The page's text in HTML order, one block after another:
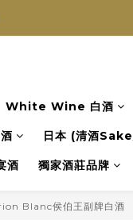
數) 皆可享免費送貨
服務
數) 皆可享免費送貨
White Wine 白酒
日本 (清酒
酒 獨家酒莊品牌
Blanc侯伯王副牌白酒